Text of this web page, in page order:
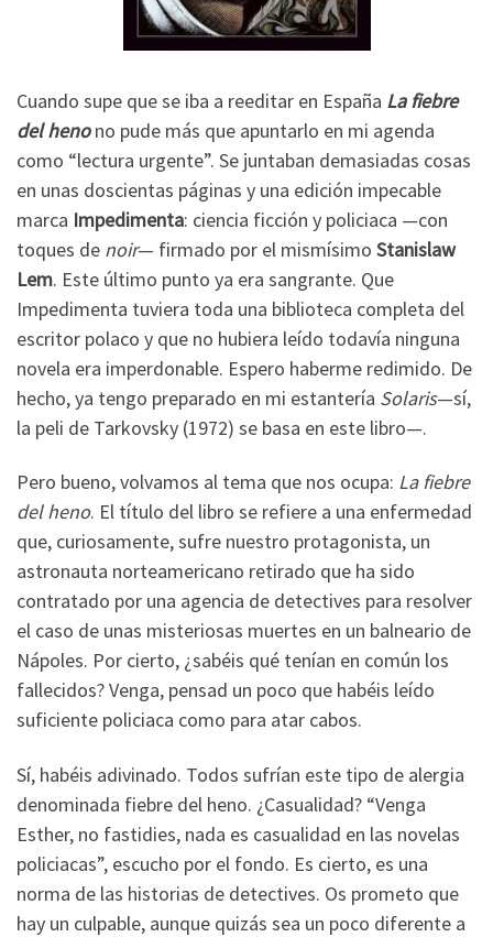
Cuando supe que se iba a reeditar en España La fiebre
del henono pude más que apuntarlo en mi agenda
como “lectura urgente”. Se juntaban demasiadas cosas
en unas doscientas páginas y una edición impecable
marca Impedimenta: ciencia ficción y policiaca —con
toques de noir— firmado por el mismísimo Stanislaw
Lem. Este último punto ya era sangrante. Que
Impedimenta tuviera toda una biblioteca completa del
escritor polaco y que no hubiera leído todavía ninguna
novela era imperdonable. Espero haberme redimido. De
hecho, ya tengo preparado en mi estantería Solaris—sí,
la peli de Tarkovsky (1972) se basa en este libro—.
Pero bueno, volvamos al tema que nos ocupa: La fiebre
del heno. El título del libro se refiere a una enfermedad
que, curiosamente, sufre nuestro protagonista, un
astronauta norteamericano retirado que ha sido
contratado por una agencia de detectives para resolver
el caso de unas misteriosas muertes en un balneario de
Nápoles. Por cierto, ¿sabéis qué tenían en común los
fallecidos? Venga, pensad un poco que habéis leído
suficiente policiaca como para atar cabos.
Sí, habéis adivinado. Todos sufrían este tipo de alergia
denominada fiebre del heno. ¿Casualidad? “Venga
Esther, no fastidies, nada es casualidad en las novelas
policiacas”, escucho por el fondo. Es cierto, es una
norma de las historias de detectives. Os prometo que
hay un culpable, aunque quizás sea un poco diferente a